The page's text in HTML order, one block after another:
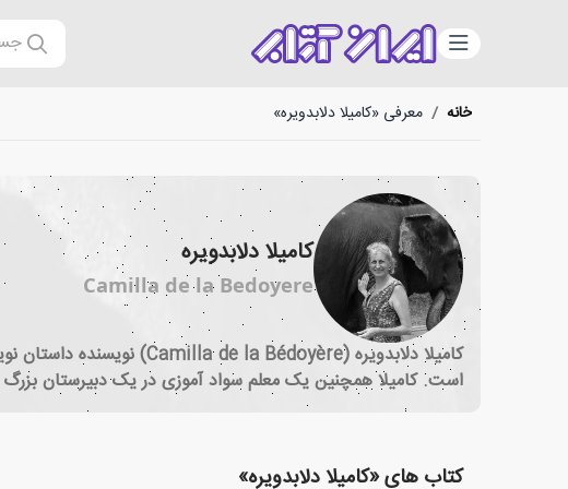
دسته‌بندی
خانه / معرفی «کامیلا دلابدویره»
کامیلا دلابدویره
Camilla de la Bedoyere
است. کامیلا همچنین یک معلم سواد آموزی در یک دبیرستان
کتاب های «کامیلا دلابدویره»